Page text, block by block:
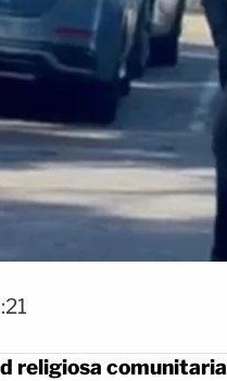
religiosa comunitaria